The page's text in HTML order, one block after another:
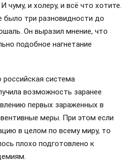
чуму, и холеру, и всё что хотите.
было три разновидности до
Он выразил мнение, что
подобное нагнетание
российская система
возможность заранее
первых зараженных в
меры. При этом если
в целом по всему миру, то
плохо подготовлено к